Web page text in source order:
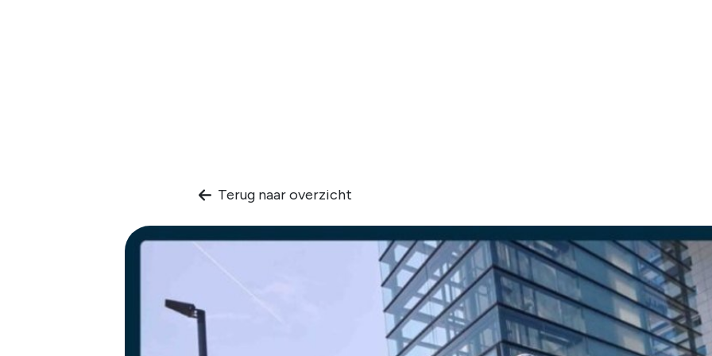
Terug naar overzicht